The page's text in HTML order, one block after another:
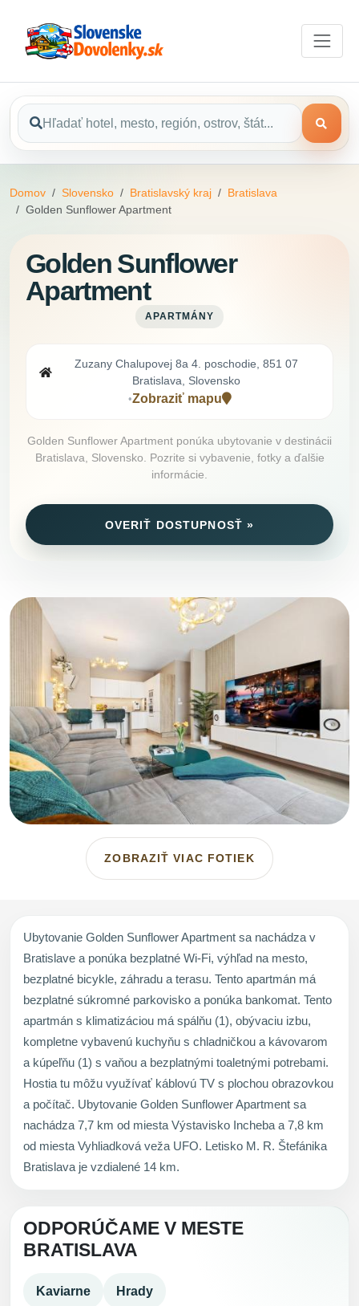
Domov Slovensko Bratislavský kraj
Bratislava
Golden Sunflower Apartment
Golden Sunflower
Apartment
APARTMÁNY
Zuzany Chalupovej 8a 4. poschodie, 851 07
Bratislava, Slovensko
•Zobraziť mapu
Golden Sunflower Apartment ponúka ubytovanie v destinácii
Bratislava, Slovensko. Pozrite si vybavenie, fotky a ďalšie
informácie.
OVERIŤ DOSTUPNOSŤ »
ZOBRAZIŤ VIAC FOTIEK
Ubytovanie Golden Sunflower Apartment sa nachádza v
Bratislave a ponúka bezplatné Wi-Fi, výhľad na mesto,
bezplatné bicykle, záhradu a terasu. Tento apartmán má
bezplatné súkromné parkovisko a ponúka bankomat. Tento
apartmán s klimatizáciou má spálňu (1), obývaciu izbu,
kompletne vybavenú kuchyňu s chladničkou a kávovarom
a kúpeľňu (1) s vaňou a bezplatnými toaletnými potrebami.
Hostia tu môžu využívať káblovú TV s plochou obrazovkou
a počítač. Ubytovanie Golden Sunflower Apartment sa
nachádza 7,7 km od miesta Výstavisko Incheba a 7,8 km
od miesta Vyhliadková veža UFO. Letisko M. R. Štefánika
Bratislava je vzdialené 14 km.
ODPORÚČAME V MESTE
BRATISLAVA
Kaviarne Hrady